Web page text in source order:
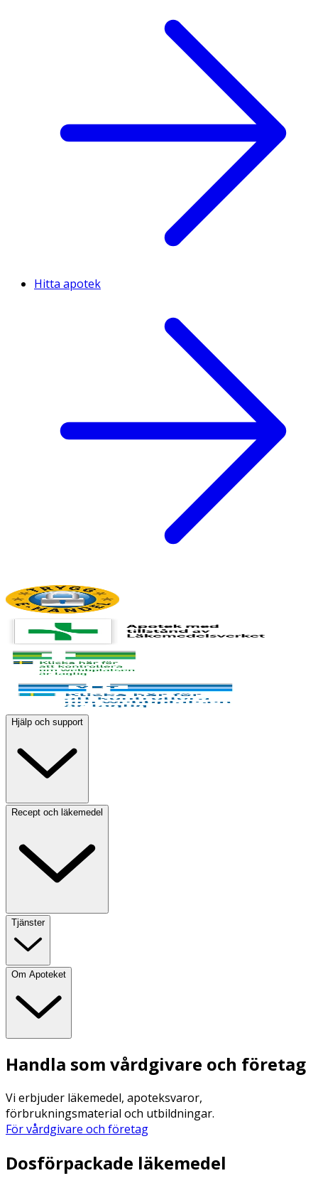
Hitta apotek
Hjälp och support
Recept och läkemedel
Tjänster
Om Apoteket
Handla som vårdgivare och företag
Vi erbjuder läkemedel, apoteksvaror,
förbrukningsmaterial och utbildningar.
För vårdgivare och företag
Dosförpackade läkemedel